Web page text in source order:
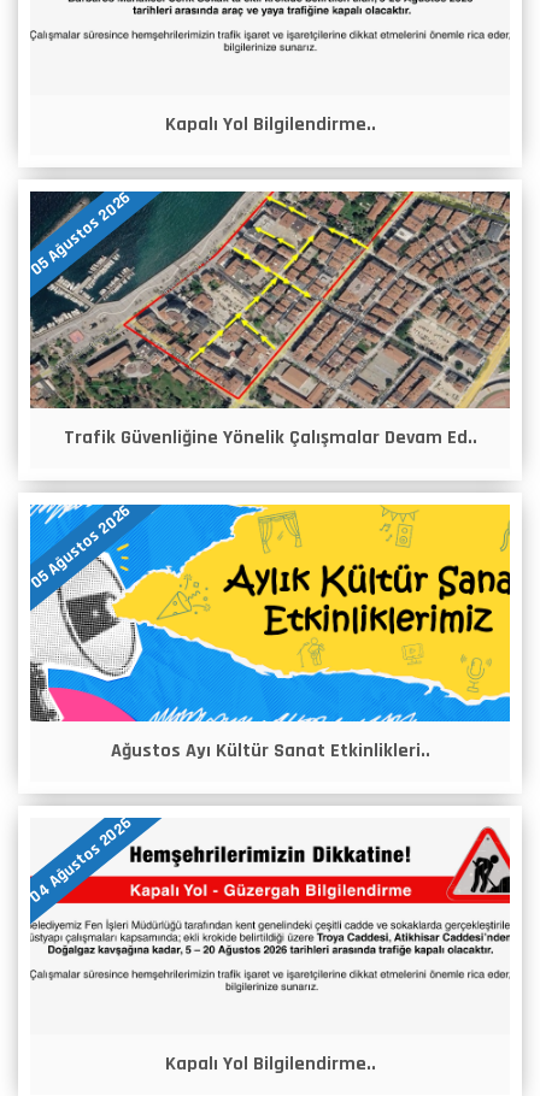
Kapalı Yol Bilgilendirme..
05 Ağustos 2026
Trafik Güvenliğine Yönelik Çalışmalar Devam Ed..
05 Ağustos 2026
Ağustos Ayı Kültür Sanat Etkinlikleri..
04 Ağustos 2026
Kapalı Yol Bilgilendirme..